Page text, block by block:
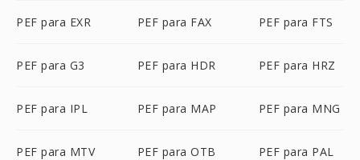
PEF para EXR PEF para FAX PEF para FTS
PEF para G3 PEF para HDR PEF para HRZ
PEF para IPL PEF para MAP PEF para MNG
PEF para MTV PEF para OTB PEF para PAL